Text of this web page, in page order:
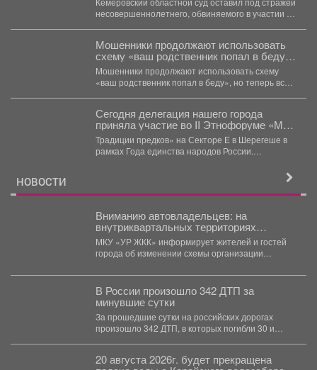
несовершеннолетнего, обвиняемого в участии в
Мошенники продолжают использовать
схему «ваш родственник попал в беду»,
но теперь все чаще применяют
современные технологии.
Мошенники продолжают использовать схему
«ваш родственник попал в беду», но теперь все
Сегодня делегация нашего города
приняла участие во II Этнофоруме «Мир
коренных народов.
Традиции предков» на Секторе Е в Шерегеше в
рамках Года единства народов России.
НОВОСТИ
Вниманию автовладельцев: на
внутриквартальных территориях
Междуреченского муниципального
округа вводятся ограничения стоянки.
МКУ «УР ЖКК» информирует жителей и гостей
города об изменении схемы организации
В России произошло 342 ДТП за
минувшие сутки
За прошедшие сутки на российских дорогах
произошло 342 ДТП, в которых погибли 30 и
20 августа 2026г. будет прекращена